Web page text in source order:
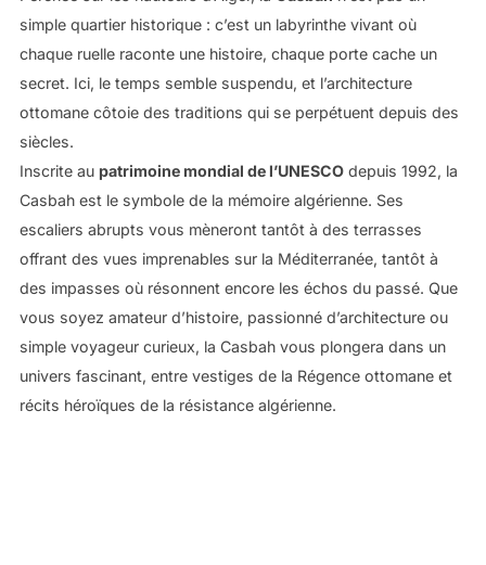
simple quartier historique : c’est un labyrinthe vivant où
chaque ruelle raconte une histoire, chaque porte cache un
secret. Ici, le temps semble suspendu, et l’architecture
ottomane côtoie des traditions qui se perpétuent depuis des
siècles.
Inscrite au patrimoine mondial de l’UNESCOdepuis 1992, la
Casbah est le symbole de la mémoire algérienne. Ses
escaliers abrupts vous mèneront tantôt à des terrasses
offrant des vues imprenables sur la Méditerranée, tantôt à
des impasses où résonnent encore les échos du passé. Que
vous soyez amateur d’histoire, passionné d’architecture ou
simple voyageur curieux, la Casbah vous plongera dans un
univers fascinant, entre vestiges de la Régence ottomane et
récits héroïques de la résistance algérienne.